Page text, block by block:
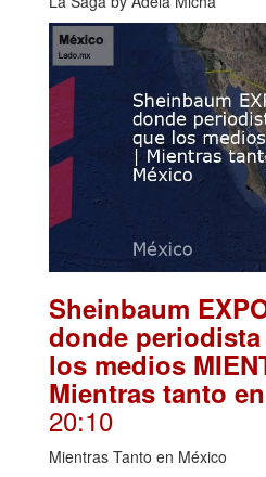
Sheinbaum
donde
los medios
Mientras tanto
20:10
Mientras Tanto en México